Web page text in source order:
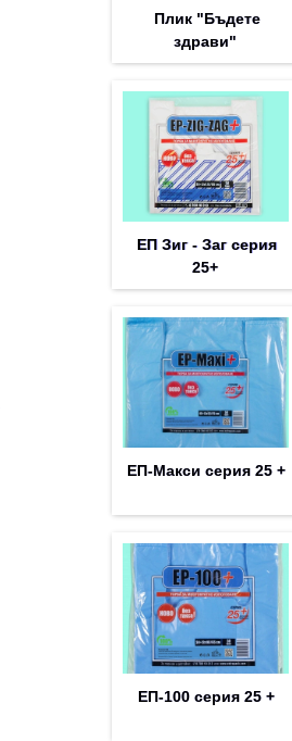
Плик "Бъдете
здрави"
ЕП Зиг - Заг серия
25+
ЕП-Макси серия 25 +
ЕП-100 серия 25 +